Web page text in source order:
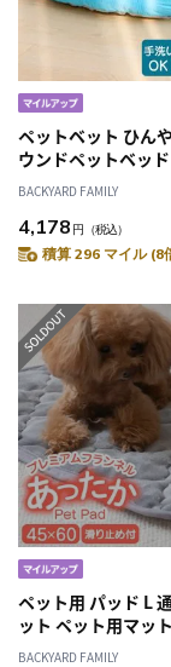
ペットベット ひん
ウンドペットベッ
ペットマット クール
ールベッド 接触冷感
対策 ひんやりベッド
い 可愛い さらさら
BACKYARD FAMILY
4,178 円 （税込）
積算 296 マイル (8
ペット用 パッド L
ット ペット用マッ
ット ペットパッド
BACKYARD FAMILY